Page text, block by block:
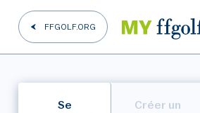
FFGOLF.ORG
Se
Créer un